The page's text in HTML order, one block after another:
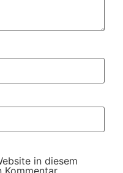
in diesem
Kommentar